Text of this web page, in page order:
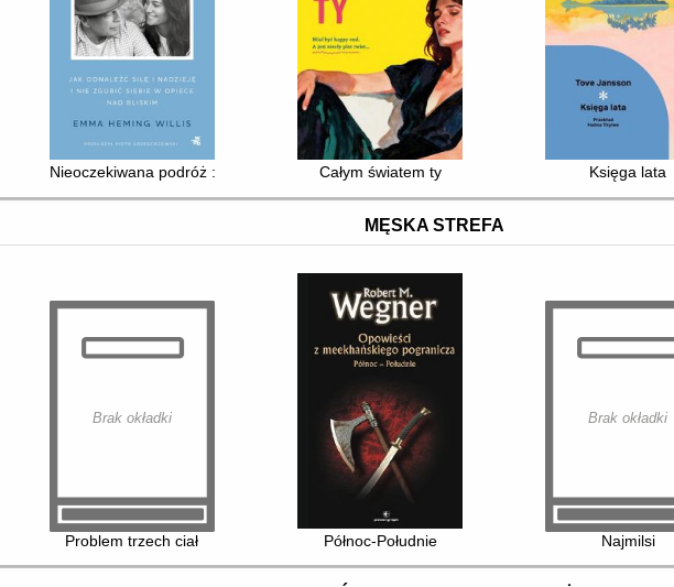
Nieoczekiwana podróż : jak odnaleźć siłę i nadzieję i nie zgubić siebie w opiece nad bliskim
Całym światem ty Księga lata
MĘSKA STREFA
wysiedlenia znad Bugu i Bieszczadów
Brak okładki
Problem trzech ciał Północ-Południe
Brak okładki
Najmilsi